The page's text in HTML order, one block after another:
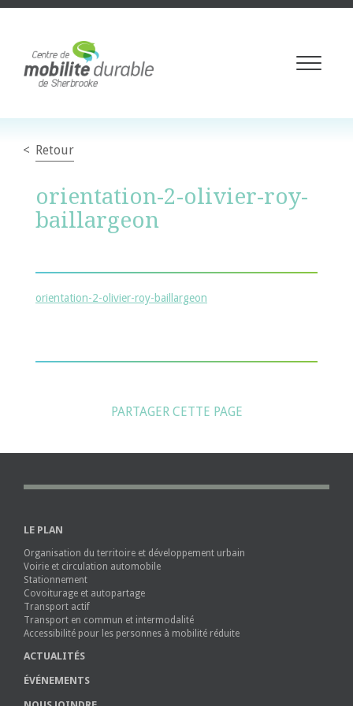
Toggle
Retour
orientation-2-olivier-roy-
baillargeon
orientation-2-olivier-roy-baillargeon
PARTAGER CETTE PAGE
LE PLAN
Organisation du territoire et développement urbain
Voirie et circulation automobile
Stationnement
Covoiturage et autopartage
Transport actif
Transport en commun et intermodalité
Accessibilité pour les personnes à mobilité réduite
ACTUALITÉS
ÉVÉNEMENTS